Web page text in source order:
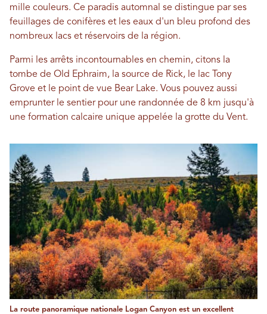
mille couleurs. Ce paradis automnal se distingue par ses
feuillages de conifères et les eaux d'un bleu profond des
nombreux lacs et réservoirs de la région.
Parmi les arrêts incontournables en chemin, citons la
tombe de Old Ephraim, la source de Rick, le lac Tony
Grove et le point de vue Bear Lake. Vous pouvez aussi
emprunter le sentier pour une randonnée de 8 km jusqu'à
une formation calcaire unique appelée la grotte du Vent.
La route panoramique nationale Logan Canyon est un excellent